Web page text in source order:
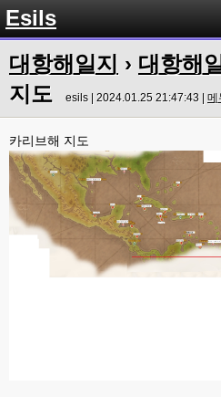
Esils
대항해일지 › 대항해
지도
esils | 2024.01.25 21:47:43 | 메
카리브해 지도
esils
채팅치믄 바로 반영 정상 ㅋ
고게임77
접속자는 ip당 1명인가 보네요. 다른 브로
esils
esils
폰으로 접속해보니 3이 되는데
esils
나가도 3이네 하핫 ...
ㅋㅋㅋㅋㅋㅋㅋㅋ
이게 db 접속자수로 잡는형태로 해서 그